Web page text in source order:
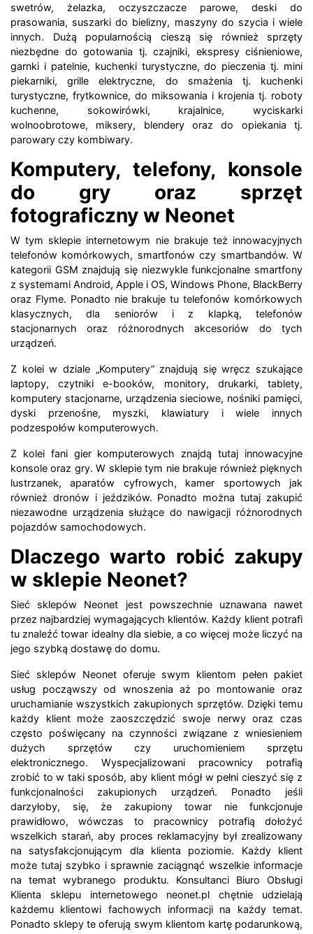
swetrów, żelazka, oczyszczacze parowe, deski do
prasowania, suszarki do bielizny, maszyny do szycia i wiele
innych. Dużą popularnością cieszą się również sprzęty
niezbędne do gotowania tj. czajniki, ekspresy ciśnieniowe,
garnki i patelnie, kuchenki turystyczne, do pieczenia tj. mini
piekarniki, grille elektryczne, do smażenia tj. kuchenki
turystyczne, frytkownice, do miksowania i krojenia tj. roboty
kuchenne, sokowirówki, krajalnice, wyciskarki
wolnoobrotowe, miksery, blendery oraz do opiekania tj.
parowary czy kombiwary.
Komputery, telefony, konsole
do gry oraz sprzęt
fotograficzny w Neonet
W tym sklepie internetowym nie brakuje też innowacyjnych
telefonów komórkowych, smartfonów czy smartbandów. W
kategorii GSM znajdują się niezwykle funkcjonalne smartfony
z systemami Android, Apple i OS, Windows Phone, BlackBerry
oraz Flyme. Ponadto nie brakuje tu telefonów komórkowych
klasycznych, dla seniorów i z klapką, telefonów
stacjonarnych oraz różnorodnych akcesoriów do tych
urządzeń.
Z kolei w dziale „Komputery” znajdują się wręcz szukające
laptopy, czytniki e-booków, monitory, drukarki, tablety,
komputery stacjonarne, urządzenia sieciowe, nośniki pamięci,
dyski przenośne, myszki, klawiatury i wiele innych
podzespołów komputerowych.
Z kolei fani gier komputerowych znajdą tutaj innowacyjne
konsole oraz gry. W sklepie tym nie brakuje również pięknych
lustrzanek, aparatów cyfrowych, kamer sportowych jak
również dronów i jeździków. Ponadto można tutaj zakupić
niezawodne urządzenia służące do nawigacji różnorodnych
pojazdów samochodowych.
Dlaczego warto robić zakupy
w sklepie Neonet?
Sieć sklepów Neonet jest powszechnie uznawana nawet
przez najbardziej wymagających klientów. Każdy klient potrafi
tu znaleźć towar idealny dla siebie, a co więcej może liczyć na
jego szybką dostawę do domu.
Sieć sklepów Neonet oferuje swym klientom pełen pakiet
usług począwszy od wnoszenia aż po montowanie oraz
uruchamianie wszystkich zakupionych sprzętów. Dzięki temu
każdy klient może zaoszczędzić swoje nerwy oraz czas
często poświęcany na czynności związane z wniesieniem
dużych sprzętów czy uruchomieniem sprzętu
elektronicznego. Wyspecjalizowani pracownicy potrafią
zrobić to w taki sposób, aby klient mógł w pełni cieszyć się z
funkcjonalności zakupionych urządzeń. Ponadto jeśli
darzyłoby, się, że zakupiony towar nie funkcjonuje
prawidłowo, wówczas to pracownicy potrafią dołożyć
wszelkich starań, aby proces reklamacyjny był zrealizowany
na satysfakcjonującym dla klienta poziomie. Każdy klient
może tutaj szybko i sprawnie zaciągnąć wszelkie informacje
na temat wybranego produktu. Konsultanci Biuro Obsługi
Klienta sklepu internetowego neonet.pl chętnie udzielają
każdemu klientowi fachowych informacji na każdy temat.
Ponadto sklepy te oferują swym klientom kartę podarunkową,